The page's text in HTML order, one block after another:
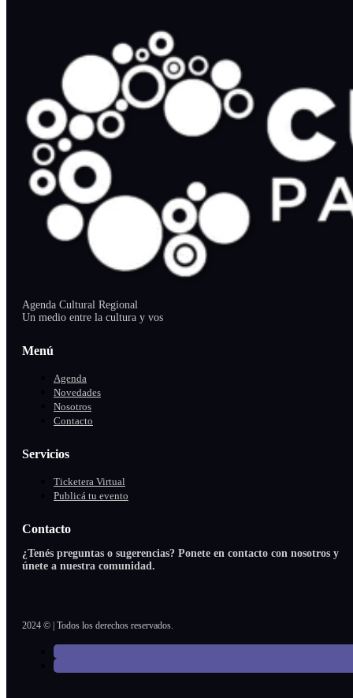
Agenda Cultural Regional
Un medio entre la cultura y vos
Menú
Agenda
Novedades
Nosotros
Contacto
Servicios
Ticketera Virtual
Publicá tu evento
Contacto
¿Tenés preguntas o sugerencias? Ponete en contacto con nosotros y
únete a nuestra comunidad.
2024 © | Todos los derechos reservados.